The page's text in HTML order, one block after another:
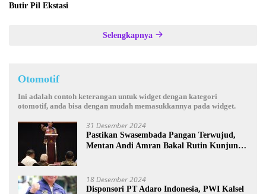
Butir Pil Ekstasi
Selengkapnya
Otomotif
Ini adalah contoh keterangan untuk widget dengan kategori
otomotif, anda bisa dengan mudah memasukkannya pada widget.
31 Desember 2024
Pastikan Swasembada Pangan Terwujud,
Mentan Andi Amran Bakal Rutin Kunjungi
18 Desember 2024
Disponsori PT Adaro Indonesia, PWI Kalsel